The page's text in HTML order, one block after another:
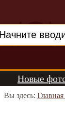
Новые
Вы здесь: